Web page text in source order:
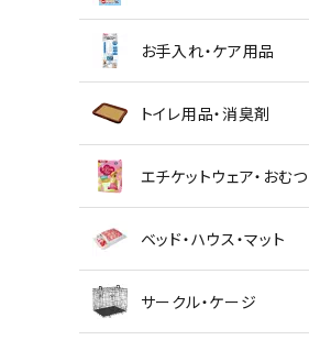
お手入れ・ケア用品
トイレ用品・消臭剤
エチケットウェア・おむつ
ベッド・ハウス・マット
サークル・ケージ